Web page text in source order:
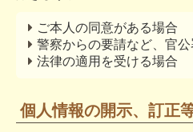
ご本人の同意がある場合
警察からの要請など、官
法律の適用を受ける場合
個人情報の開示、訂正